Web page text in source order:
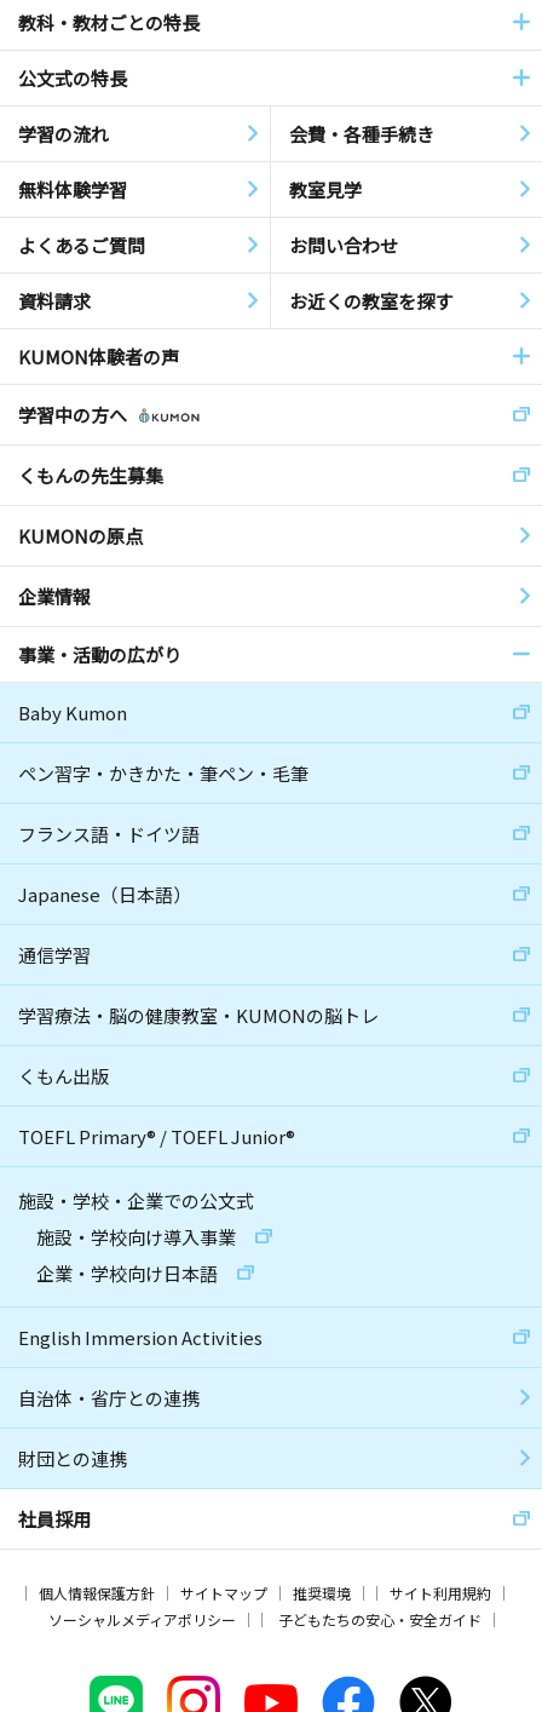
教科・教材ごとの特長
公文式の特長
学習の流れ 会費・各種手続き
無料体験学習 教室見学
よくあるご質問 お問い合わせ
資料請求 お近くの教室を探す
KUMON体験者の声
学習中の方へ
くもんの先生募集
KUMONの原点
企業情報
事業・活動の広がり
Baby Kumon
ペン習字・かきかた・筆ペン・毛筆
フランス語・ドイツ語
Japanese（日本語）
通信学習
学習療法・脳の健康教室・KUMONの脳トレ
くもん出版
TOEFL Primary® /TOEFL Junior®
施設・学校・企業での公文式
施設・学校向け導入事業
企業・学校向け日本語
English Immersion Activities
自治体・省庁との連携
財団との連携
社員採用
個人情報保護方針 サイトマップ 推奨環境
サイト利用規約
ソーシャルメディアポリシー
子どもたちの安心・安全ガイド